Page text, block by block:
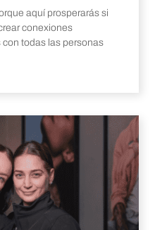
aquí prosperarás si
conexiones
todas las personas